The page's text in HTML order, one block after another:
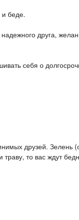
беде.
друга,
себя о
друзей. Зелень
то вас ждут